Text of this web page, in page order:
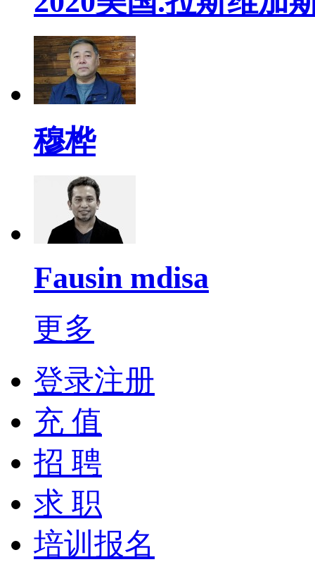
穆桦
Fausin mdisa
更多
登录注册
充 值
招 聘
求 职
培训报名